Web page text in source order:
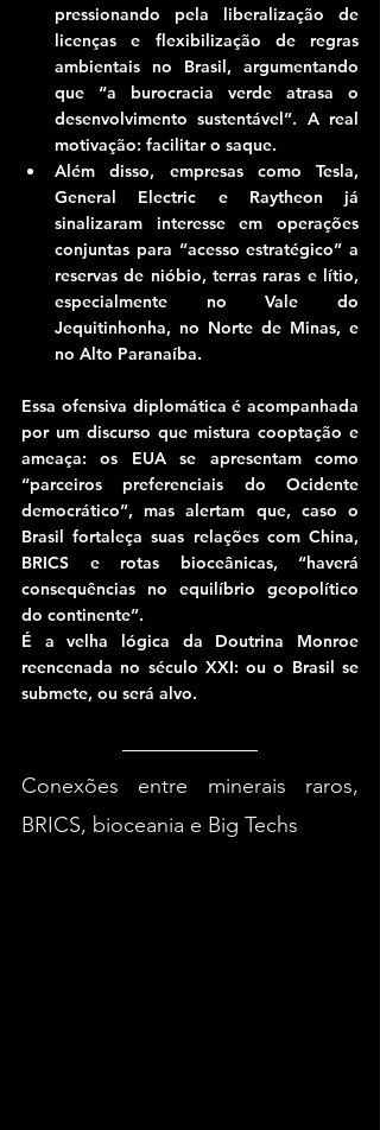
pressionando pela liberalização de
licenças e flexibilização de regras
ambientais no Brasil, argumentando
que “a burocracia verde atrasa o
desenvolvimento sustentável”. A real
motivação: facilitar o saque.
Além disso, empresas como Tesla,
General Electric e Raytheon já
sinalizaram interesse em operações
conjuntas para “acesso estratégico” a
reservas de nióbio, terras raras e lítio,
especialmente no Vale do
Jequitinhonha, no Norte de Minas, e
no Alto Paranaíba.
Essa ofensiva diplomática é acompanhada
por um discurso que mistura cooptação e
ameaça: os EUA se apresentam como
“parceiros preferenciais do Ocidente
democrático”, mas alertam que, caso o
Brasil fortaleça suas relações com China,
BRICS e rotas bioceânicas, “haverá
consequências no equilíbrio geopolítico
do continente”.
É a velha lógica da Doutrina Monroe
reencenada no século XXI: ou o Brasil se
submete, ou será alvo.
Conexões entre minerais raros,
BRICS, bioceania e Big Techs